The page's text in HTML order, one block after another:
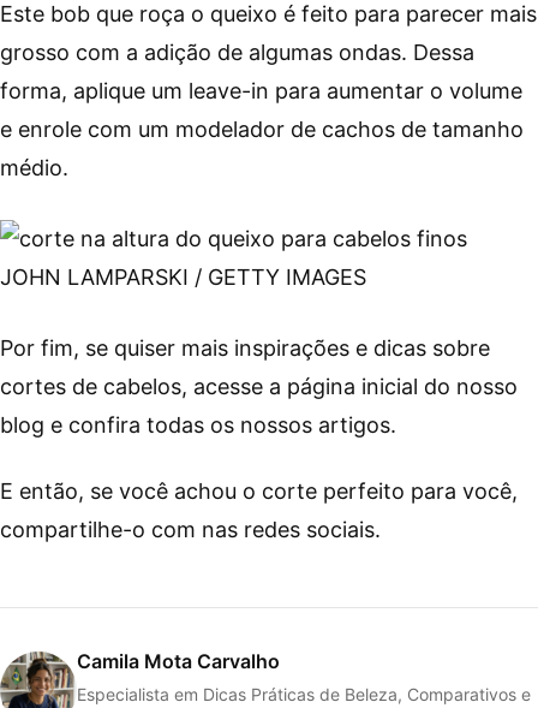
Este bob que roça o queixo é feito para parecer mais
grosso com a adição de algumas ondas. Dessa
forma, aplique um leave-in para aumentar o volume
e enrole com um modelador de cachos de tamanho
médio.
JOHN LAMPARSKI / GETTY IMAGES
Por fim, se quiser mais inspirações e dicas sobre
cortes de cabelos, acesse a página inicial do nosso
blog e confira todas os nossos artigos.
E então, se você achou o corte perfeito para você,
compartilhe-o com nas redes sociais.
Camila Mota Carvalho
Especialista em Dicas Práticas de Beleza, Comparativos e